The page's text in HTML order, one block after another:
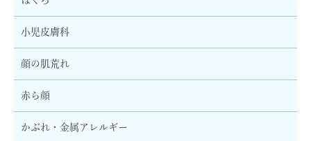
小児皮膚科
顔の肌荒れ
赤ら顔
かぶれ・金属アレルギー